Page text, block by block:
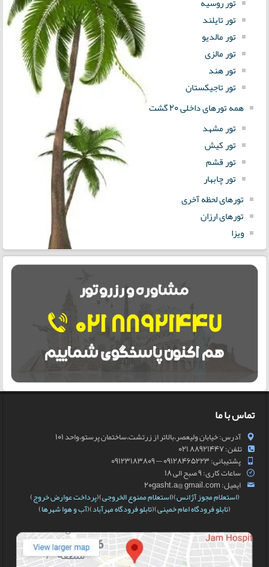
تور تایلند
تور مالدیو
تور مالزی
تور هند
تور تاجیکستان
همه تورهای داخلی 20 گشت
تور مشهد
تور کیش
تور قشم
تور چابهار
تورهای لحظه آخری
تورهای ارزان
ویزا
تماس با ما
آدرس: خیابان ولیعصر،بالاتر از زرتشت،ساختمان پرستو،واحد 101
تلفن: 88921447 021
پشتیبانی: 09128465223 — 09123183809
ساعات کاری: 9 صبح الی 18
ایمیل: 20gasht.a@ gmail.com
(استعلام مجوز آژانس)(استعلام ممنوع الخروجی)(پرداخت عوارض خروج)
(تابلو فرودگاه امام خمینی)(تابلو فرودگاه مهرآباد)(آب و هوا شهرها)